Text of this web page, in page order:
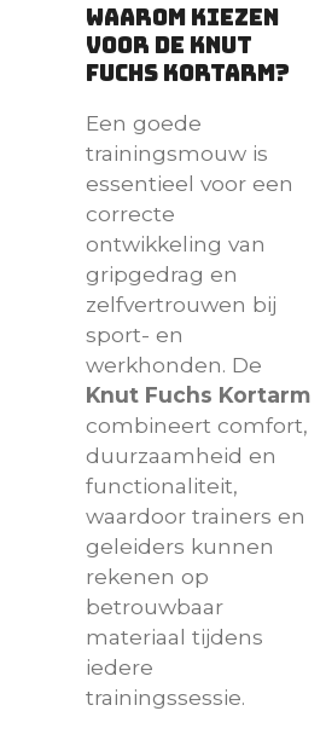
Waarom kiezen
voor de Knut
Fuchs Kortarm?
Een goede
trainingsmouw is
essentieel voor een
correcte
ontwikkeling van
gripgedrag en
zelfvertrouwen bij
sport- en
werkhonden. De
Knut Fuchs Kortarm
combineert comfort,
duurzaamheid en
functionaliteit,
waardoor trainers en
geleiders kunnen
rekenen op
betrouwbaar
materiaal tijdens
iedere
trainingssessie.